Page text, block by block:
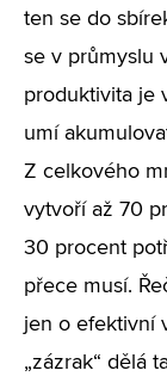
ten se do
se v průmyslu
produktivita je
umí
Z celkového
vytvoří až 70
30 procent
přece musí.
jen o efektivní
„zázrak“ dělá